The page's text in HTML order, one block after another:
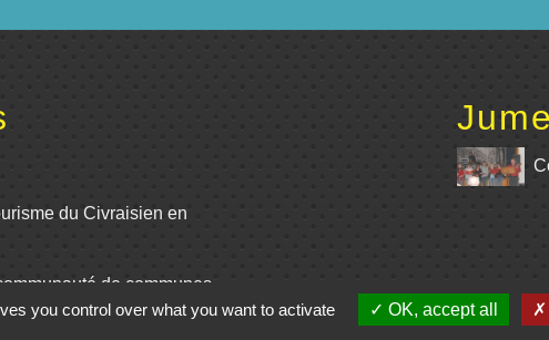
du Civraisien en
de communes
you control over what you want to activate OK, accept all